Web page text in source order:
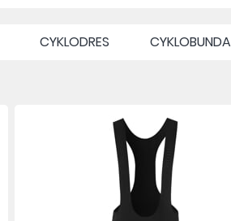
CYKLODRES CYKLOBUNDA